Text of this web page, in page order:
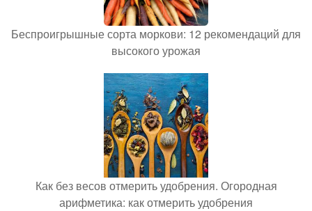
Беспроигрышные сорта моркови: 12 рекомендаций для
высокого урожая
Как без весов отмерить удобрения. Огородная
арифметика: как отмерить удобрения